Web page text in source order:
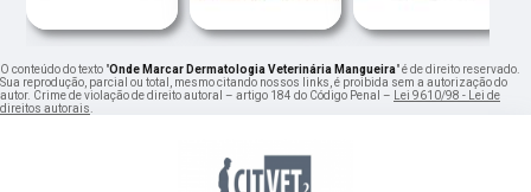
O conteúdo do texto "Onde Marcar Dermatologia Veterinária Mangueira" é de direito reservado.
Sua reprodução, parcial ou total, mesmo citando nossos links, é proibida sem a autorização do
autor. Crime de violação de direito autoral – artigo 184 do Código Penal –
Lei 9610/98 - Lei de
direitos autorais